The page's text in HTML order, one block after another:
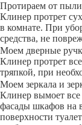
Протираем от
Клинер протрет
в комнате. При
средства, не
Моем дверные
Клинер протрет
тряпкой, при
Моем зеркала и
Клинер вымоет все
фасады шкафов на
поверхности